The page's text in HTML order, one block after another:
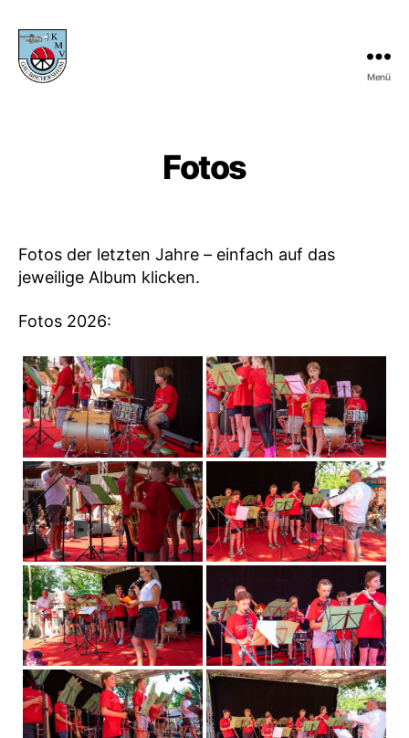
Menü
Fotos
Fotos der letzten Jahre – einfach auf das
jeweilige Album klicken.
Fotos 2026: